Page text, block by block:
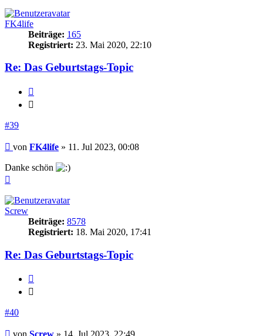
FK4life
Beiträge: 165
Registriert: 23. Mai 2020, 22:10
Re: Das Geburtstags-Topic
#39
Beitrag
von FK4life » 11. Jul 2023, 00:08
Danke schön
Screw
Beiträge: 8578
Registriert: 18. Mai 2020, 17:41
Re: Das Geburtstags-Topic
#40
Beitrag